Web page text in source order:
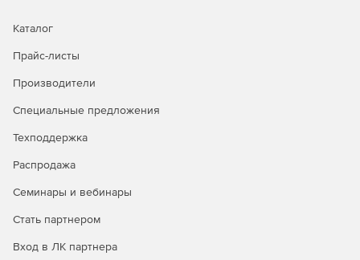
Каталог
Прайс-листы
Производители
Специальные предложения
Техподдержка
Распродажа
Семинары и вебинары
Стать партнером
Вход в ЛК партнера